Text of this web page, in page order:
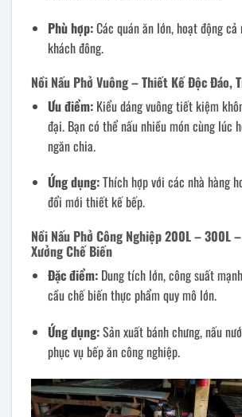
Phù hợp:Các quán ăn lớn, hoạt động cả
khách đông.
Nồi Nấu Phở Vuông – Thiết Kế Độc Đáo,
Ưu điểm:Kiểu dáng vuông tiết kiệm
đại. Bạn có thể nấu nhiều món cùng lúc
ngăn chia.
Ứng dụng:Thích hợp với các nhà hàng
đổi mới thiết kế bếp.
Nồi Nấu Phở Công Nghiệp 200L – 300L
Xưởng Chế Biến
Đặc điểm:Dung tích lớn, công suất
cầu chế biến thực phẩm quy mô lớn.
Ứng dụng:Sản xuất bánh chưng, nấu
phục vụ bếp ăn công nghiệp.